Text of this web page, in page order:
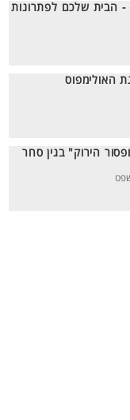
- הבית שלכם לפתרונות
האולימפוס
הירוק" בגין סחר